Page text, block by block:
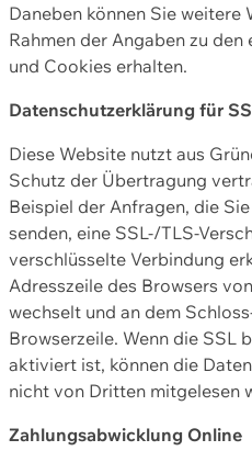
Daneben können Sie weitere
Rahmen der Angaben zu
und Cookies erhalten.
Datenschutzerklärung für
Diese Website nutzt aus
Schutz der Übertragung
Beispiel der Anfragen, die
senden, eine SSL-/TLS-
verschlüsselte Verbindung
Adresszeile des Browsers
wechselt und an dem
Browserzeile. Wenn die SSL
aktiviert ist, können die
nicht von Dritten mitgelesen
Zahlungsabwicklung Online